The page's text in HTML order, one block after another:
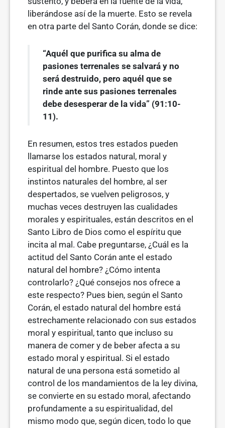
liberán­dose así de la muerte. Esto se revela
en otra parte del Santo Corán, donde se dice:
“Aquél que purifica su alma de
pasiones terrenales se salvará y no
será destruido, pero aquél que se
rinde ante sus pasiones terrenales
debe deses­perar de la vida” (91:10-
11).
En resumen, estos tres estados pueden
llamarse los estados natural, moral y
espiritual del hombre. Puesto que los
instintos naturales del hombre, al ser
despertados, se vuelven peligrosos, y
muchas veces destruyen las cualida­des
morales y espirituales, están descritos en el
Santo Libro de Dios como el espíritu que
incita al mal. Cabe preguntarse, ¿Cuál es la
actitud del Santo Corán ante el estado
natural del hombre? ¿Cómo intenta
controlarlo? ¿Qué consejos nos ofrece a
este respecto? Pues bien, según el Santo
Corán, el estado natural del hombre está
estrechamente relacionado con sus estados
moral y espiritual, tanto que incluso su
manera de comer y de beber afecta a su
estado moral y espiritual. Si el estado
natural de una persona está some­tido al
control de los mandamientos de la ley divina,
se convierte en su estado moral, afectando
profundamente a su espiritualidad, del
mismo modo que, según dicen, todo lo que